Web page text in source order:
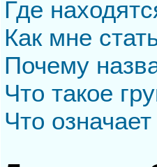
Где
Как мне
Почему
Что такое
Что